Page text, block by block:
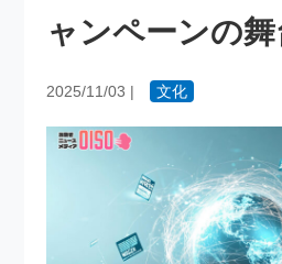
ャンペーンの
2025/11/03 | 文化